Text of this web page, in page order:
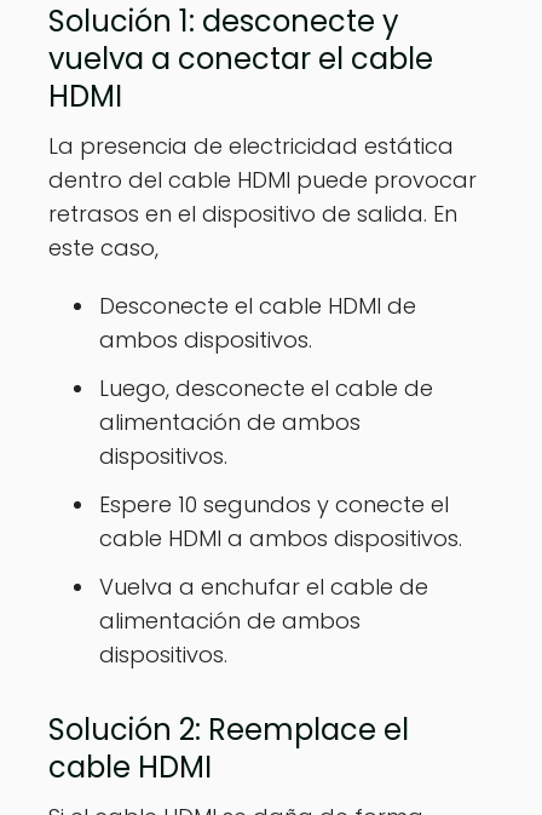
Solución 1: desconecte y
vuelva a conectar el cable
HDMI
La presencia de electricidad estática
dentro del cable HDMI puede provocar
retrasos en el dispositivo de salida. En
este caso,
Desconecte el cable HDMI de
ambos dispositivos.
Luego, desconecte el cable de
alimentación de ambos
dispositivos.
Espere 10 segundos y conecte el
cable HDMI a ambos dispositivos.
Vuelva a enchufar el cable de
alimentación de ambos
dispositivos.
Solución 2: Reemplace el
cable HDMI